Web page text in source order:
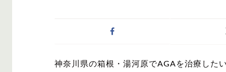
神奈川県の箱根・湯河原でAGAを治療した
AGA M字は